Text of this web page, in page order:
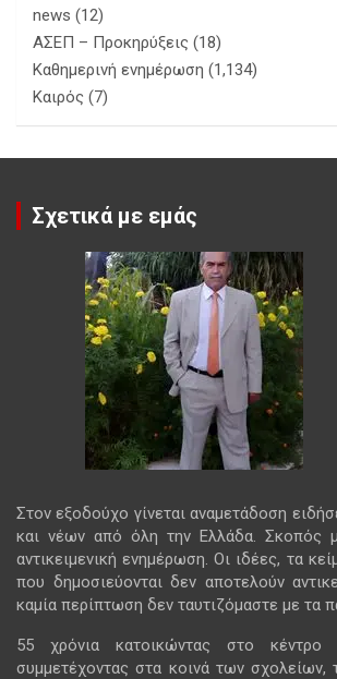
news (12)
ΑΣΕΠ – Προκηρύξεις (18)
Καθημερινή ενημέρωση (1,134)
Καιρός (7)
Σχετικά με εμάς
Στον εξοδούχο γίνεται αναμετάδοση
και νέων από όλη την Ελλάδα. Σκοπός
αντικειμενική ενημέρωση. Οι ιδέες, τα
που δημοσιεύονται δεν αποτελούν
καμία περίπτωση δεν ταυτιζόμαστε με τα
55 χρόνια κατοικώντας στο
συμμετέχοντας στα κοινά των σχολείων,